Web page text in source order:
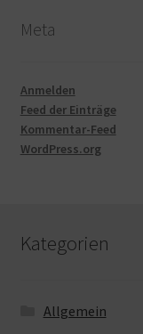
Meta
Anmelden
Feed der Einträge
Kommentar-Feed
WordPress.org
Kategorien
Allgemein